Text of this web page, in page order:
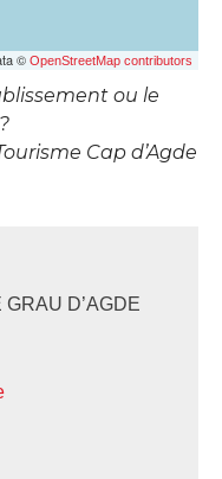
© OpenStreetMap contributors
ou le
Cap d’Agde
D’AGDE